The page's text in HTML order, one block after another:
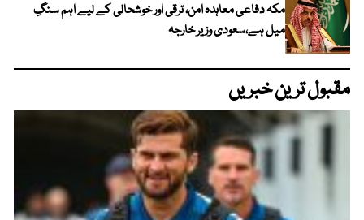
مکہ دفاعی معاہدہ امن، ترقی اور خوشحالی کے لیے اہم سنگِ
میل ہے،سعودی وزیر خارجہ
مقبول ترین خبریں